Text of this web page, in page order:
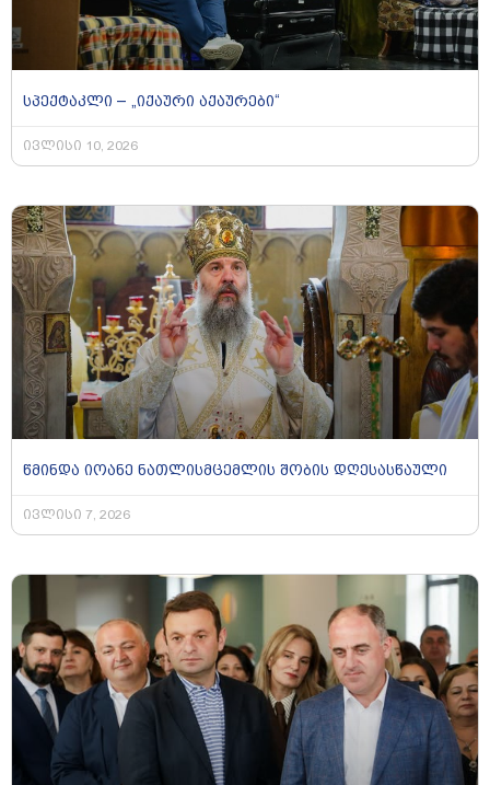
სპექტაკლი – „იქაური აქაურები“
ივლისი 10, 2026
წმინდა იოანე ნათლისმცემლის შობის დღესასწაული
ივლისი 7, 2026